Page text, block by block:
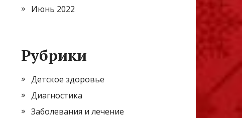
Июнь 2022
Рубрики
Детское здоровье
Диагностика
Заболевания и лечение